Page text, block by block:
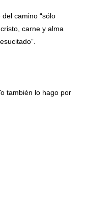
camino “sólo
carne y alma
también lo hago por